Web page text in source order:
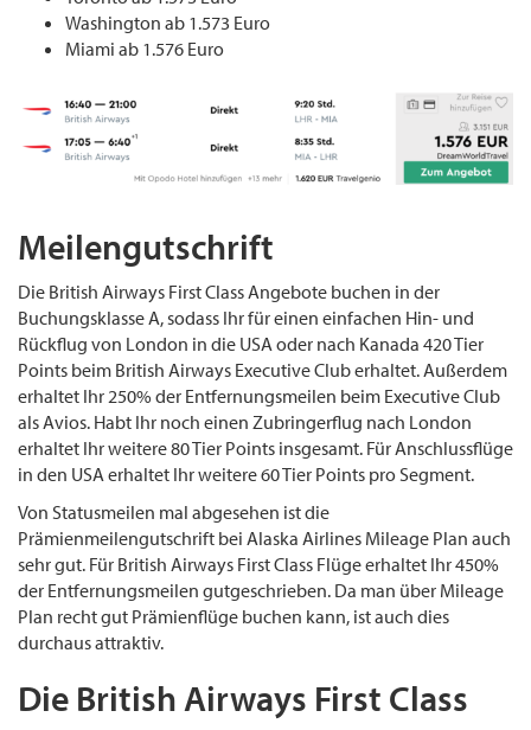
Washington ab 1.573 Euro
Miami ab 1.576 Euro
Meilengutschrift
Die British Airways First Class Angebote buchen in der
Buchungsklasse A, sodass Ihr für einen einfachen Hin- und
Rückflug von London in die USA oder nach Kanada 420 Tier
Points beim British Airways Executive Club erhaltet. Außerdem
erhaltet Ihr 250% der Entfernungsmeilen beim Executive Club
als Avios. Habt Ihr noch einen Zubringerflug nach London
erhaltet Ihr weitere 80 Tier Points insgesamt. Für Anschlussflüge
in den USA erhaltet Ihr weitere 60 Tier Points pro Segment.
Von Statusmeilen mal abgesehen ist die
Prämienmeilengutschrift bei Alaska Airlines Mileage Plan auch
sehr gut. Für British Airways First Class Flüge erhaltet Ihr 450%
der Entfernungsmeilen gutgeschrieben. Da man über Mileage
Plan recht gut Prämienflüge buchen kann, ist auch dies
durchaus attraktiv.
Die British Airways First Class